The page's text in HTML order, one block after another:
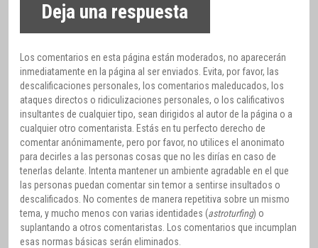
Deja una respuesta
Los comentarios en esta página están moderados, no aparecerán
inmediatamente en la página al ser enviados. Evita, por favor, las
descalificaciones personales, los comentarios maleducados, los
ataques directos o ridiculizaciones personales, o los calificativos
insultantes de cualquier tipo, sean dirigidos al autor de la página o a
cualquier otro comentarista. Estás en tu perfecto derecho de
comentar anónimamente, pero por favor, no utilices el anonimato
para decirles a las personas cosas que no les dirías en caso de
tenerlas delante. Intenta mantener un ambiente agradable en el que
las personas puedan comentar sin temor a sentirse insultados o
descalificados. No comentes de manera repetitiva sobre un mismo
tema, y mucho menos con varias identidades (astroturfing) o
suplantando a otros comentaristas. Los comentarios que incumplan
esas normas básicas serán eliminados.